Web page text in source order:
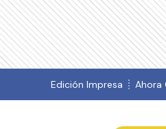
Edición Impresa Ahora